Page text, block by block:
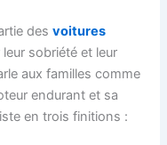
desvoitures
sobriété et leur
aux familles comme
endurant et sa
en trois finitions :